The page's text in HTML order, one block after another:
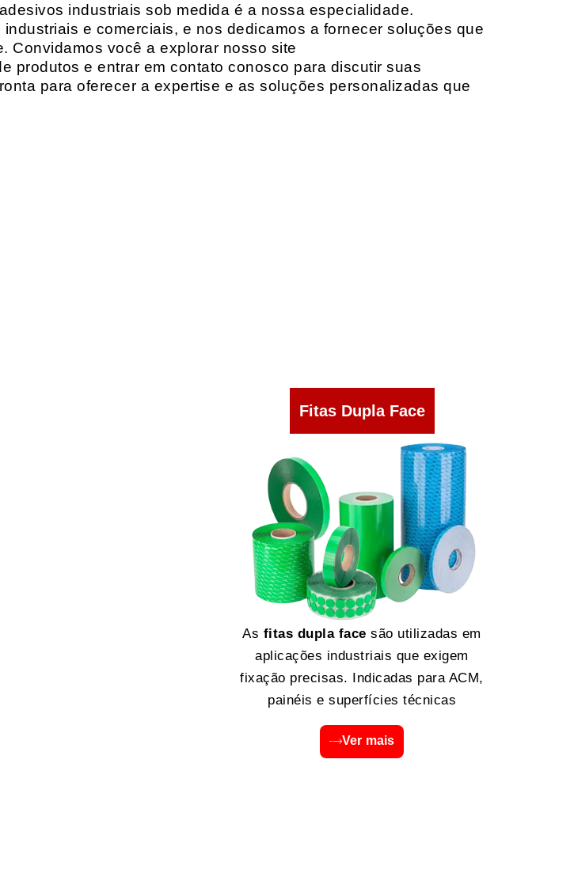
industriais sob medida é a nossa especialidade.
e comerciais, e nos dedicamos a fornecer soluções que
Convidamos você a explorar nosso site
produtos e entrar em contato conosco para discutir suas
para oferecer a expertise e as soluções personalizadas que
Fitas Dupla Face
As fitas dupla face são utilizadas em
aplicações industriais que exigem
fixação precisas. Indicadas para ACM,
painéis e superfícies técnicas
Ver mais